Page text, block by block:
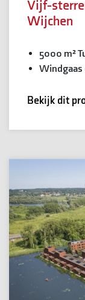
Vijf-
Wijchen
5000 m²
Windgaas
Bekijk dit